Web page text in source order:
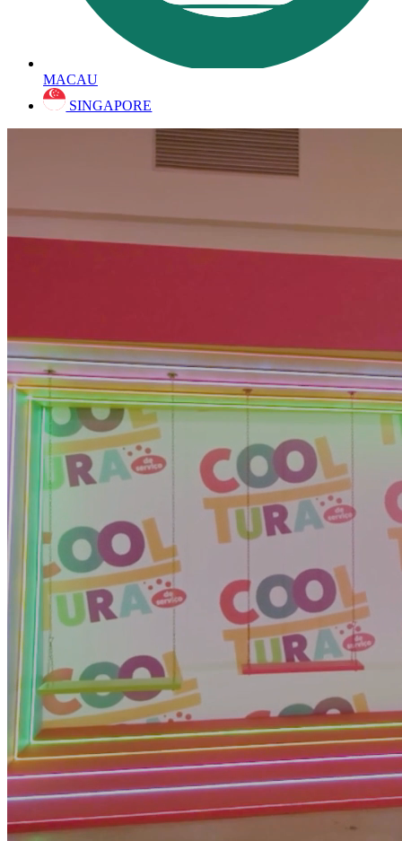
MACAU
SINGAPORE